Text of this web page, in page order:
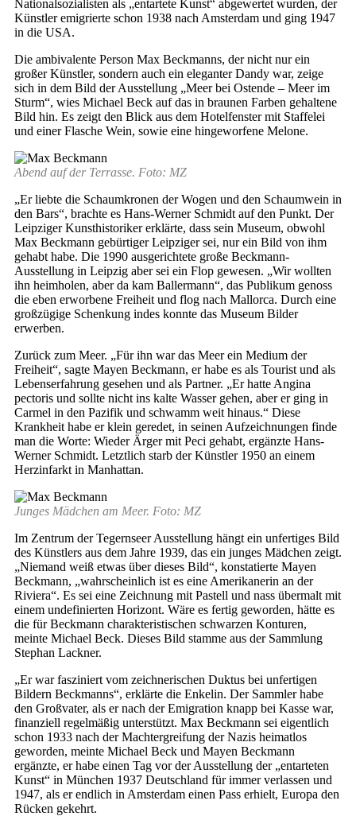
Nationalsozialisten als „entartete Kunst“ abgewertet wurden, der
Künstler emigrierte schon 1938 nach Amsterdam und ging 1947
in die USA.
Die ambivalente Person Max Beckmanns, der nicht nur ein
großer Künstler, sondern auch ein eleganter Dandy war, zeige
sich in dem Bild der Ausstellung „Meer bei Ostende – Meer im
Sturm“, wies Michael Beck auf das in braunen Farben gehaltene
Bild hin. Es zeigt den Blick aus dem Hotelfenster mit Staffelei
und einer Flasche Wein, sowie eine hingeworfene Melone.
Abend auf der Terrasse. Foto: MZ
„Er liebte die Schaumkronen der Wogen und den Schaumwein in
den Bars“, brachte es Hans-Werner Schmidt auf den Punkt. Der
Leipziger Kunsthistoriker erklärte, dass sein Museum, obwohl
Max Beckmann gebürtiger Leipziger sei, nur ein Bild von ihm
gehabt habe. Die 1990 ausgerichtete große Beckmann-
Ausstellung in Leipzig aber sei ein Flop gewesen. „Wir wollten
ihn heimholen, aber da kam Ballermann“, das Publikum genoss
die eben erworbene Freiheit und flog nach Mallorca. Durch eine
großzügige Schenkung indes konnte das Museum Bilder
erwerben.
Zurück zum Meer. „Für ihn war das Meer ein Medium der
Freiheit“, sagte Mayen Beckmann, er habe es als Tourist und als
Lebenserfahrung gesehen und als Partner. „Er hatte Angina
pectoris und sollte nicht ins kalte Wasser gehen, aber er ging in
Carmel in den Pazifik und schwamm weit hinaus.“ Diese
Krankheit habe er klein geredet, in seinen Aufzeichnungen finde
man die Worte: Wieder Ärger mit Peci gehabt, ergänzte Hans-
Werner Schmidt. Letztlich starb der Künstler 1950 an einem
Herzinfarkt in Manhattan.
Junges Mädchen am Meer. Foto: MZ
Im Zentrum der Tegernseer Ausstellung hängt ein unfertiges Bild
des Künstlers aus dem Jahre 1939, das ein junges Mädchen zeigt.
„Niemand weiß etwas über dieses Bild“, konstatierte Mayen
Beckmann, „wahrscheinlich ist es eine Amerikanerin an der
Riviera“. Es sei eine Zeichnung mit Pastell und nass übermalt mit
einem undefinierten Horizont. Wäre es fertig geworden, hätte es
die für Beckmann charakteristischen schwarzen Konturen,
meinte Michael Beck. Dieses Bild stamme aus der Sammlung
Stephan Lackner.
„Er war fasziniert vom zeichnerischen Duktus bei unfertigen
Bildern Beckmanns“, erklärte die Enkelin. Der Sammler habe
den Großvater, als er nach der Emigration knapp bei Kasse war,
finanziell regelmäßig unterstützt. Max Beckmann sei eigentlich
schon 1933 nach der Machtergreifung der Nazis heimatlos
geworden, meinte Michael Beck und Mayen Beckmann
ergänzte, er habe einen Tag vor der Ausstellung der „entarteten
Kunst“ in München 1937 Deutschland für immer verlassen und
1947, als er endlich in Amsterdam einen Pass erhielt, Europa den
Rücken gekehrt.